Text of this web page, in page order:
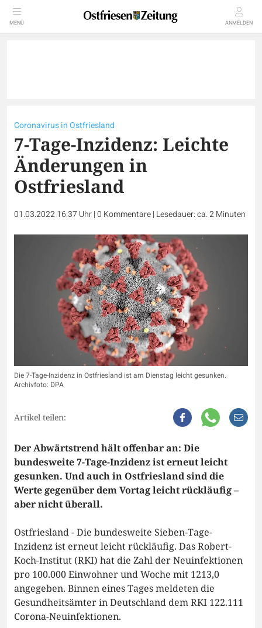
MENÜ ANMELDEN
Coronavirus in Ostfriesland
7-Tage-Inzidenz: Leichte
Änderungen in
Ostfriesland
01.03.2022 16:37 Uhr|0 Kommentare| Lesedauer: ca. 2 Minuten
Die 7-Tage-Inzidenz in Ostfriesland ist am Dienstag leicht gesunken.
Archivfoto: DPA
Artikel teilen:
Der Abwärtstrend hält offenbar an: Die
bundesweite 7-Tage-Inzidenz ist erneut leicht
gesunken. Und auch in Ostfriesland sind die
Werte gegenüber dem Vortag leicht rückläufig –
aber nicht überall.
Ostfriesland - Die bundesweite Sieben-Tage-
Inzidenz ist erneut leicht rückläufig. Das Robert-
Koch-Institut (RKI) hat die Zahl der Neuinfektionen
pro 100.000 Einwohner und Woche mit 1213,0
angegeben. Binnen eines Tages meldeten die
Gesundheitsämter in Deutschland dem RKI 122.111
Corona-Neuinfektionen.